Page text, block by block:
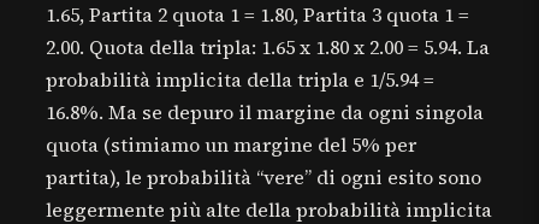
1.65, Partita 2 quota 1 = 1.80, Partita 3 quota 1 =
2.00. Quota della tripla: 1.65 x 1.80 x 2.00 = 5.94. La
probabilità implicita della tripla e 1/5.94 =
16.8%. Ma se depuro il margine da ogni singola
quota (stimiamo un margine del 5% per
partita), le probabilità “vere” di ogni esito sono
leggermente più alte della probabilità implicita